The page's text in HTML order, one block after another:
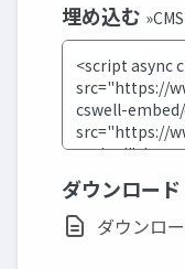
埋め込む
ダウンロード
ダウンロ